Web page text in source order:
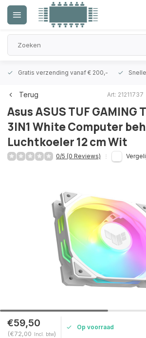
Gratis verzending vanaf € 200,-
Terug Art: 21211737
AsusASUS TUF GAMING
3IN1 White Computer
Luchtkoeler 12 cm Wit
0/5 (0 Reviews)
€59,50
(€72,00 Incl. btw)
Op voorraad